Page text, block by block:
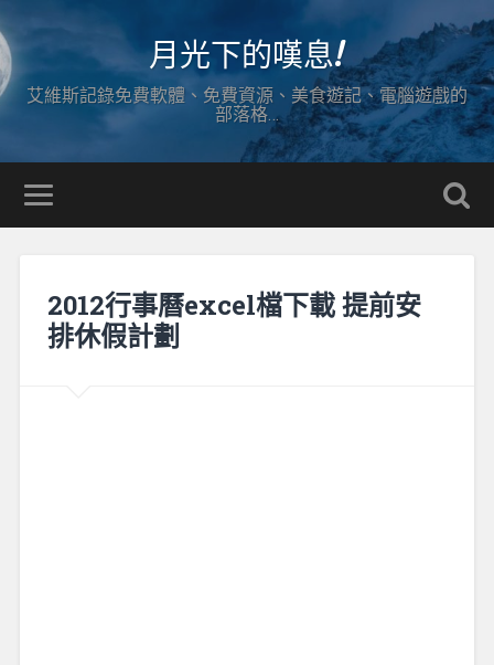
月光下的嘆息!
艾維斯記錄免費軟體、免費資源、美食遊記、電腦遊戲的
部落格…
2012行事曆excel檔下載 提前安
排休假計劃